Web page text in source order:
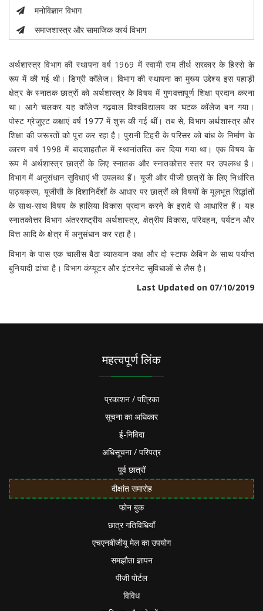
मनोविज्ञान विभाग
समाजशास्त्र और सामाजिक कार्य विभाग
अर्थशास्त्र विभाग की स्थापना वर्ष 1969 में स्वामी राम तीर्थ सरकार के हिस्से के
रूप में की गई थी। डिग्री कॉलेज। विभाग की स्थापना का मुख्य उद्देश्य इस पहाड़ी
क्षेत्र के स्नातक छात्रों को अर्थशास्त्र के विषय में गुणवत्तापूर्ण शिक्षा प्रदान करना
था। आगे चलकर यह कॉलेज गढ़वाल विश्वविद्यालय का घटक कॉलेज बन गया।
पोस्ट ग्रेजुएट कक्षाएं वर्ष 1977 में शुरू की गई थीं। तब से, विभाग अर्थशास्त्र और
शिक्षा की जरूरतों को पूरा कर रहा है। पुरानी टिहरी के परिसर को बांध के निर्माण के
कारण वर्ष 1998 में बादशाहतौल में स्थानांतरित कर दिया गया था। एक विषय के
रूप में अर्थशास्त्र छात्रों के लिए स्नातक और स्नातकोत्तर स्तर पर उपलब्ध है।
विभाग में अनुसंधान सुविधाएं भी उपलब्ध हैं। यूजी और पीजी छात्रों के लिए निर्धारित
पाठ्यक्रम, यूजीसी के दिशानिर्देशों के आधार पर छात्रों को विषयों के मूलभूत सिद्धांतों
के साथ-साथ विषय के हालिया विकास प्रदान करने के इरादे से आधारित हैं। यह
स्नातकोत्तर विभाग अंतरराष्ट्रीय अर्थशास्त्र, क्षेत्रीय विकास, परिवहन, पर्यटन और
वित्त आदि के क्षेत्र में अनुसंधान कर रहा है।
विभाग के पास एक चालीस बैठा व्याख्यान कक्ष और दो स्टाफ केबिन के साथ पर्याप्त
बुनियादी ढांचा है। विभाग कंप्यूटर और इंटरनेट सुविधाओं से लैस है।
Last Updated on 07/10/2019
महत्वपूर्ण लिंक
प्रकाशन / पत्रिका
सूचना का अधिकार
ई-निविदा
अधिसूचना / परिपत्र
पूर्व छात्रों
दीक्षांत समारोह
फोन बुक
छात्र गतिविधियाँ
एचएनबीजीयू मेल का उपयोग
समझौता ज्ञापन
पीजी पोर्टल
विविध